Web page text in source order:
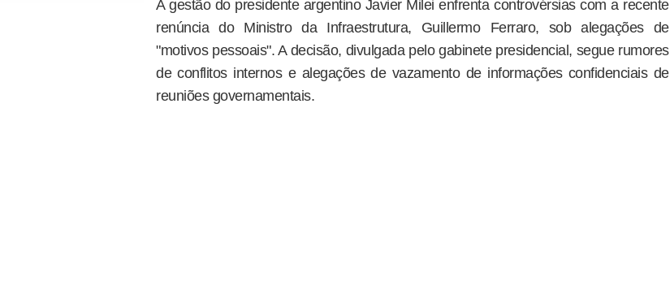
A gestão do presidente argentino Javier Milei enfrenta controvérsias com a recente
renúncia do Ministro da Infraestrutura, Guillermo Ferraro, sob alegações de
"motivos pessoais". A decisão, divulgada pelo gabinete presidencial, segue rumores
de conflitos internos e alegações de vazamento de informações confidenciais de
reuniões governamentais.